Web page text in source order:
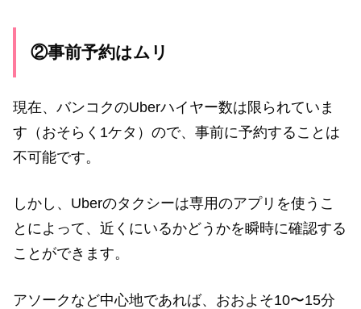
②事前予約はムリ
現在、バンコクのUberハイヤー数は限られていま
す（おそらく1ケタ）ので、事前に予約することは
不可能です。
しかし、Uberのタクシーは専用のアプリを使うこ
とによって、近くにいるかどうかを瞬時に確認する
ことができます。
アソークなど中心地であれば、おおよそ10〜15分